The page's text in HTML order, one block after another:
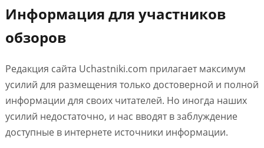
Информация для участников
обзоров
Редакция сайта Uchastniki.com прилагает максимум
усилий для размещения только достоверной и полной
информации для своих читателей. Но иногда наших
усилий недостаточно, и нас вводят в заблуждение
доступные в интернете источники информации.